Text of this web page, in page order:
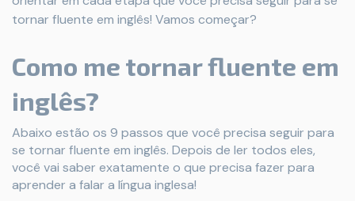
tornar fluente em inglês! Vamos começar?
Como me tornar fluente em
inglês?
Abaixo estão os 9 passos que você precisa seguir para
se tornar fluente em inglês. Depois de ler todos eles,
você vai saber exatamente o que precisa fazer para
aprender a falar a língua inglesa!